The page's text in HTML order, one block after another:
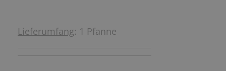
Lieferumfang: 1 Pfanne